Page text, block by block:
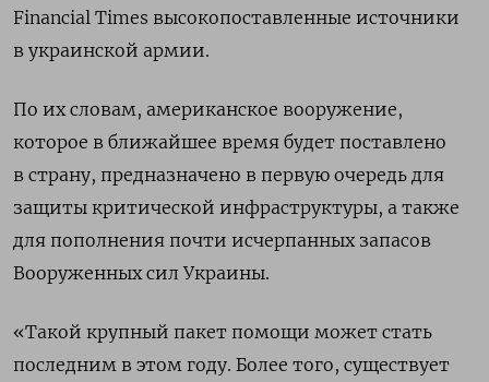
Financial Times высокопоставленные источники
в украинской армии.
По их словам, американское вооружение,
которое в ближайшее время будет поставлено
в страну, предназначено в первую очередь для
защиты критической инфраструктуры, а также
для пополнения почти исчерпанных запасов
Вооруженных сил Украины.
«Такой крупный пакет помощи может стать
последним в этом году. Более того, существует